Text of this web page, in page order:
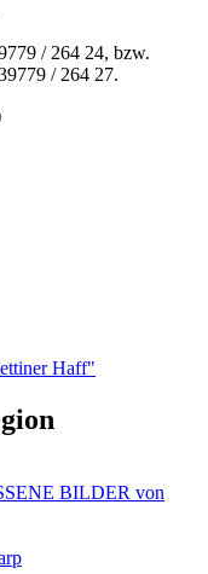
/ 264 24, bzw.
/ 264 27.
BILDER von